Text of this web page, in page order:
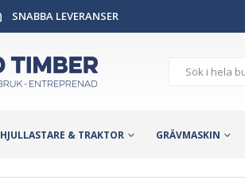
SNABBA LEVERANSER
HJULLASTARE & TRAKTOR GRÄVMASKIN